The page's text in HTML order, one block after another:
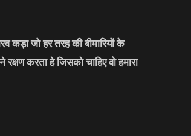
कड़ा जो हर तरह की बीमारियों के
करता हे जिसको चाहिए वो हमारा